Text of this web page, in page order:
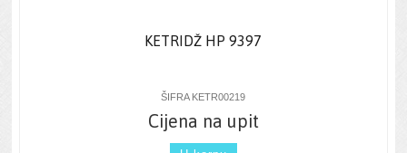
KETRIDŽ HP 9397
ŠIFRA KETR00219
Cijena na upit